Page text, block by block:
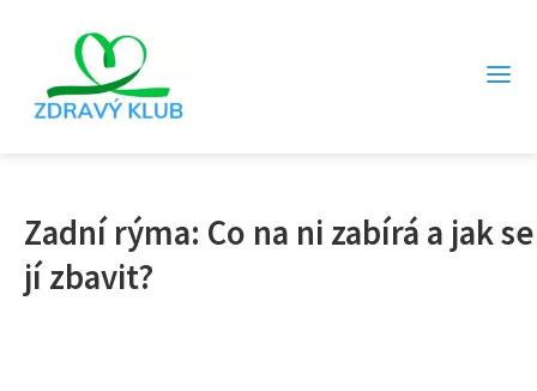
Zadní rýma: Co na ni zabírá a jak se
jí zbavit?